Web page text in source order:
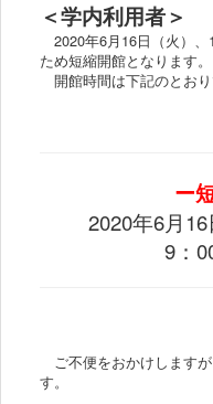
＜学内利用者＞
2020年6月16日（火）
ため短縮開館となります。
開館時間は下記のとおり
ー
2020年6月16
9：
ご不便をおかけします
す。